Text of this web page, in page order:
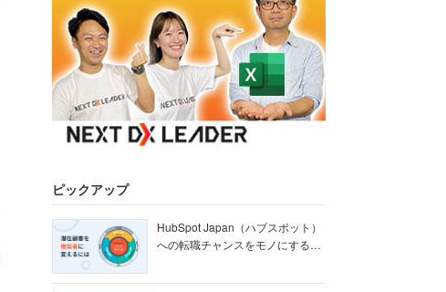
ピックアップ
HubSpot Japan（ハブスポット）
への転職チャンスをモノにする